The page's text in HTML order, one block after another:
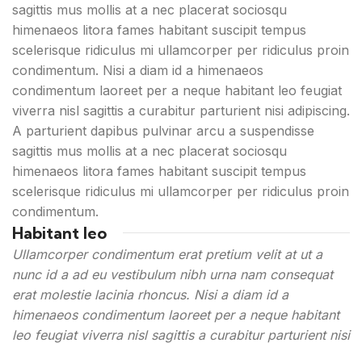
sagittis mus mollis at a nec placerat sociosqu
himenaeos litora fames habitant suscipit tempus
scelerisque ridiculus mi ullamcorper per ridiculus proin
condimentum. Nisi a diam id a himenaeos
condimentum laoreet per a neque habitant leo feugiat
viverra nisl sagittis a curabitur parturient nisi adipiscing.
A parturient dapibus pulvinar arcu a suspendisse
sagittis mus mollis at a nec placerat sociosqu
himenaeos litora fames habitant suscipit tempus
scelerisque ridiculus mi ullamcorper per ridiculus proin
condimentum.
Habitant leo
Ullamcorper condimentum erat pretium velit at ut a
nunc id a ad eu vestibulum nibh urna nam consequat
erat molestie lacinia rhoncus. Nisi a diam id a
himenaeos condimentum laoreet per a neque habitant
leo feugiat viverra nisl sagittis a curabitur parturient nisi